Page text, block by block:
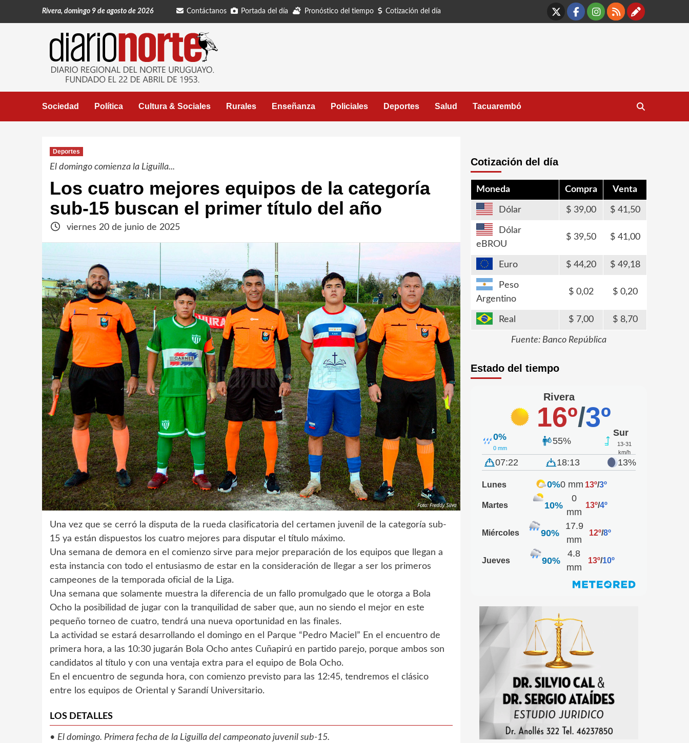
Rivera, domingo 9 de agosto de 2026 Contáctanos Portada del día Pronóstico del tiempo Cotización del día
X Facebook
Instagram
RSS
Sociedad Política Cultura & Sociales Rurales Enseñanza Policiales Deportes Salud Tacuarembó
Deportes
El domingo comienza la Liguilla...
Los cuatro mejores equipos de la categoría
sub-15 buscan el primer título del año
viernes 20 de junio de 2025
Una vez que se cerró la disputa de la rueda clasificatoria del certamen juvenil de la categoría sub-
15 ya están dispuestos los cuatro mejores para disputar el título máximo.
Una semana de demora en el comienzo sirve para mejor preparación de los equipos que llegan a
esta instancia con todo el entusiasmo de estar en la consideración de llegar a ser los primeros
campeones de la temporada oficial de la Liga.
Una semana que solamente muestra la diferencia de un fallo promulgado que le otorga a Bola
Ocho la posibilidad de jugar con la tranquilidad de saber que, aun no siendo el mejor en este
pequeño torneo de cuatro, tendrá una nueva oportunidad en las finales.
La actividad se estará desarrollando el domingo en el Parque “Pedro Maciel” En el encuentro de
primera hora, a las 10:30 jugarán Bola Ocho antes Cuñapirú en partido parejo, porque ambos son
candidatos al título y con una ventaja extra para el equipo de Bola Ocho.
En el encuentro de segunda hora, con comienzo previsto para las 12:45, tendremos el clásico
entre los equipos de Oriental y Sarandí Universitario.
LOS DETALLES
• El domingo. Primera fecha de la Liguilla del campeonato juvenil sub-15.
Cotización del día
Moneda Compra Venta
Dólar 39,00 41,50
Dólar
eBROU
39,50 41,00
Euro 44,20 49,18
Peso
Argentino
0,02 0,20
Real 7,00 8,70
Fuente: Banco República
Estado del tiempo
Rivera
16º/3º
0%
0 mm
55%
Sur
13-31
km/h
07:22 18:13 13%
Lunes 0%0 mm 13º/3º
Martes 10%
0
mm
13º/4º
Miércoles 90%
17.9
mm
12º/8º
Jueves 90%
4.8
mm
13º/10º